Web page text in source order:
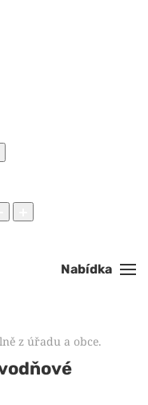
Nabídka
z úřadu a obce.